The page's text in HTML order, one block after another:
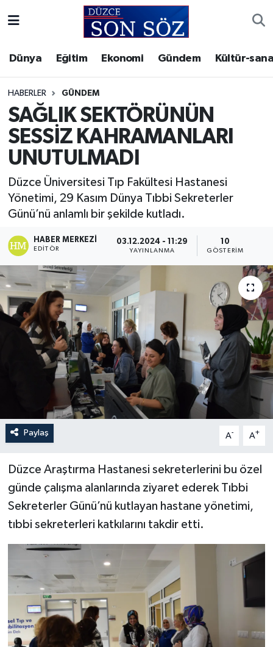
Dünya Eğitim Ekonomi Gündem Kültür-
HABERLER GÜNDEM
SAĞLIK SEKTÖRÜNÜN
SESSİZ KAHRAMANLARI
UNUTULMADI
Düzce Üniversitesi Tıp Fakültesi Hastanesi
Yönetimi, 29 Kasım Dünya Tıbbi Sekreterler
Günü’nü anlamlı bir şekilde kutladı.
HABER MERKEZI
EDITÖR
03.12.2024 - 11:29
YAYINLANMA
10
GÖSTERIM
Paylaş A- A+
Düzce Araştırma Hastanesi sekreterlerini bu özel
günde çalışma alanlarında ziyaret ederek Tıbbi
Sekreterler Günü’nü kutlayan hastane yönetimi,
tıbbi sekreterleri katkılarını takdir etti.
Gizlilik Sözleşmesi
İletişim
Künye
Akçakoca Hava Durumu
Akçakoca Trafik Yoğunluk Haritası
Süper Lig Puan Durumu ve Fikstür
Son Dakika Haberleri